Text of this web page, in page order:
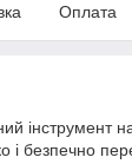
Оплата
інструмент
безпечно